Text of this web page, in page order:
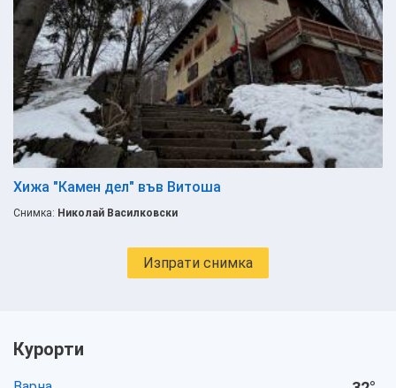
Хижа "Камен дел" във Витоша
Снимка: Николай Василковски
Изпрати снимка
Курорти